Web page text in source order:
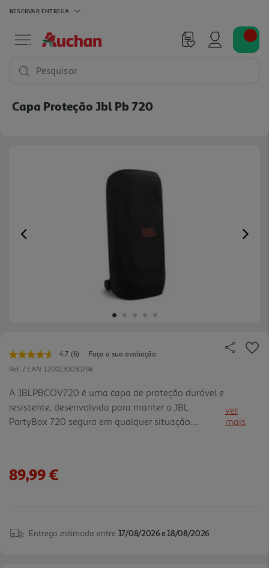
RESERVAR ENTREGA
Pesquisar
Capa Proteção Jbl Pb 720
Previous
4.7 Leu
6
Link
para
a
página.
(6)
Faça a sua avaliação
Ref. / EAN: 1200130030796
A JBLPBCOV720 é uma capa de proteção durável e
resistente, desenvolvida para manter a JBL
PartyBox 720 segura em qualquer situação.
poeiras, riscos e pequenos impactos. A sua
quando não está a ser utilizada, sem ocupar
segurança durante transporte, mesmo em estradas
ver
mais
89,99 €
Entrega estimada entre 17/08/2026 e 18/08/2026